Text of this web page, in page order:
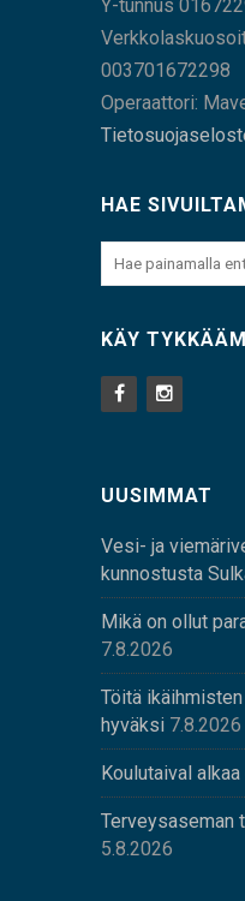
Y-tunnus
003701672298
Operaattori:
HAE
KÄY
UUSIMMAT
Vesi- ja
kunnostusta
Mikä on ollut
7.8.2026
Töitä
hyväksi 7.8.2026
Koulutaival
Terveysaseman
5.8.2026